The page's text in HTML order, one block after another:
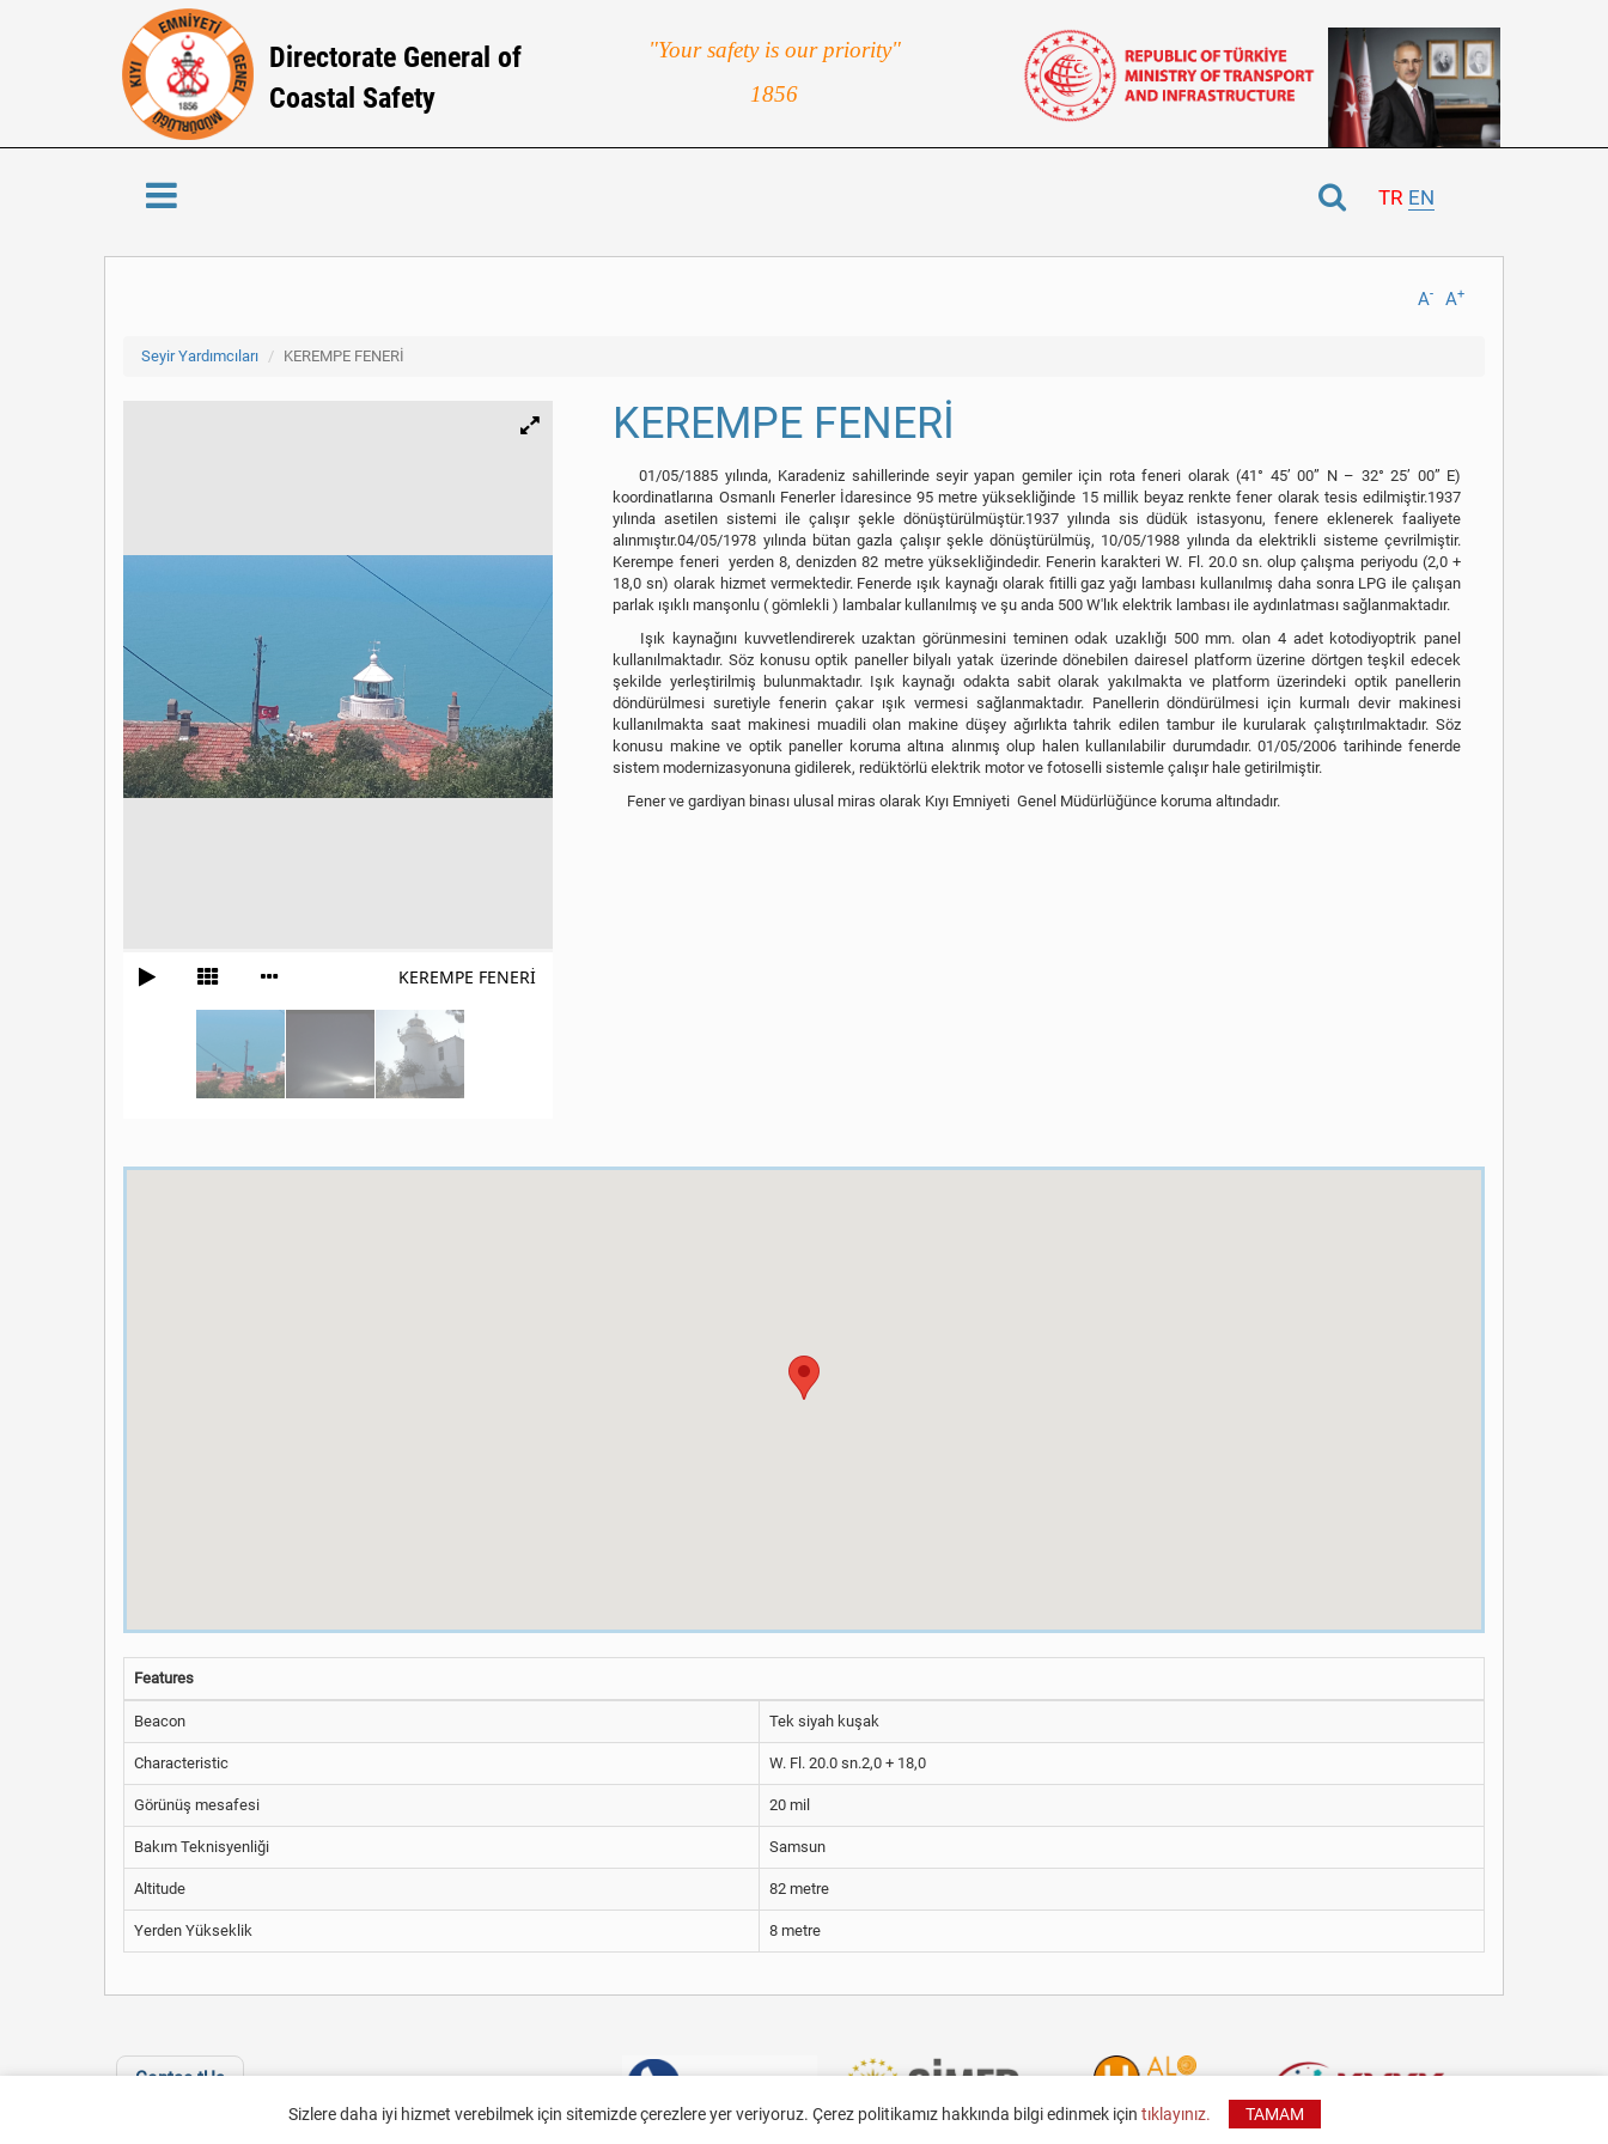
Directorate General of
Coastal Safety
"Your safety is our priority"
1856
TR EN
A+
A-
Seyir Yardımcıları KEREMPE FENERİ
KEREMPE FENERİ
KEREMPE FENERİ
01/05/1885 yılında, Karadeniz sahillerinde seyir yapan gemiler için rota feneri olarak (41° 45’ 00” N – 32° 25’ 00” E)
koordinatlarına Osmanlı Fenerler İdaresince 95 metre yüksekliğinde 15 millik beyaz renkte fener olarak tesis edilmiştir.1937
yılında asetilen sistemi ile çalışır şekle dönüştürülmüştür.1937 yılında sis düdük istasyonu, fenere eklenerek faaliyete
alınmıştır.04/05/1978 yılında bütan gazla çalışır şekle dönüştürülmüş, 10/05/1988 yılında da elektrikli sisteme çevrilmiştir.
Kerempe feneri yerden 8, denizden 82 metre yüksekliğindedir. Fenerin karakteri W. Fl. 20.0 sn. olup çalışma periyodu (2,0 +
18,0 sn) olarak hizmet vermektedir. Fenerde ışık kaynağı olarak fitilli gaz yağı lambası kullanılmış daha sonra LPG ile çalışan
parlak ışıklı manşonlu ( gömlekli ) lambalar kullanılmış ve şu anda 500 W'lık elektrik lambası ile aydınlatması sağlanmaktadır.
Işık kaynağını kuvvetlendirerek uzaktan görünmesini teminen odak uzaklığı 500 mm. olan 4 adet kotodiyoptrik panel
kullanılmaktadır. Söz konusu optik paneller bilyalı yatak üzerinde dönebilen dairesel platform üzerine dörtgen teşkil edecek
şekilde yerleştirilmiş bulunmaktadır. Işık kaynağı odakta sabit olarak yakılmakta ve platform üzerindeki optik panellerin
döndürülmesi suretiyle fenerin çakar ışık vermesi sağlanmaktadır. Panellerin döndürülmesi için kurmalı devir makinesi
kullanılmakta saat makinesi muadili olan makine düşey ağırlıkta tahrik edilen tambur ile kurularak çalıştırılmaktadır. Söz
konusu makine ve optik paneller koruma altına alınmış olup halen kullanılabilir durumdadır. 01/05/2006 tarihinde fenerde
sistem modernizasyonuna gidilerek, redüktörlü elektrik motor ve fotoselli sistemle çalışır hale getirilmiştir.
Fener ve gardiyan binası ulusal miras olarak Kıyı Emniyeti Genel Müdürlüğünce koruma altındadır.
Features
Beacon Tek siyah kuşak
Characteristic W. Fl. 20.0 sn.2,0 + 18,0
Görünüş mesafesi 20 mil
Bakım Teknisyenliği Samsun
Altitude 82 metre
Yerden Yükseklik 8 metre
Contac tUs
Sizlere daha iyi hizmet verebilmek için sitemizde çerezlere yer veriyoruz. Çerez politikamız hakkında bilgi edinmek için tıklayınız. TAMAM